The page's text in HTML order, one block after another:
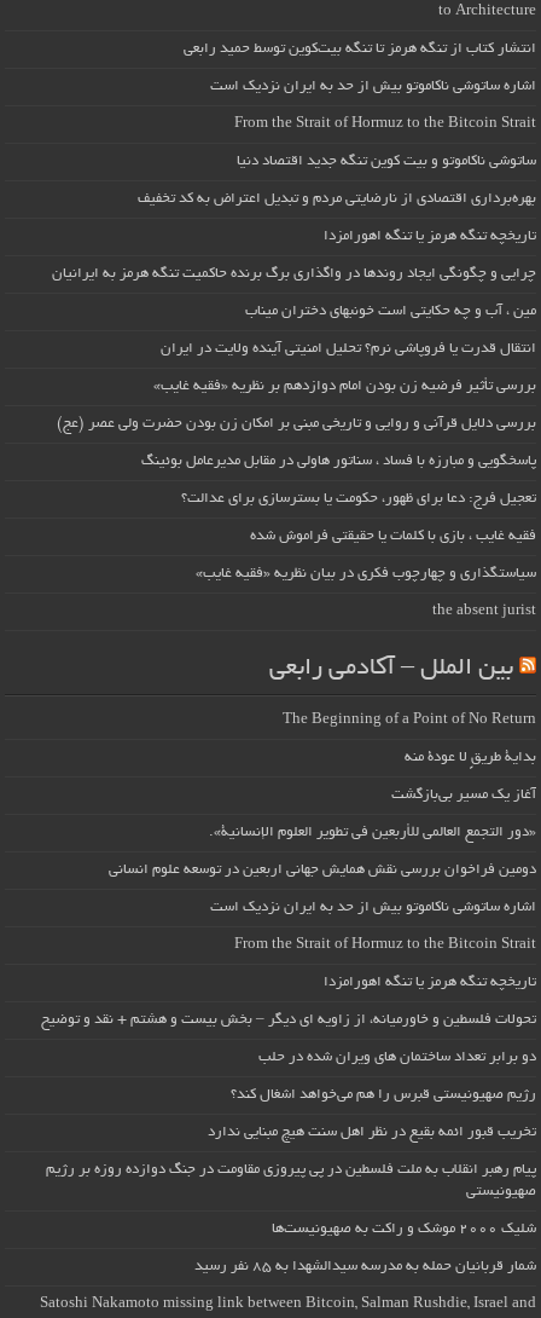
to Architecture
انتشار کتاب از تنگه هرمز تا تنگه بیت‌کوین توسط حمید رابعی
اشاره ساتوشی ناکاموتو بیش از حد به ایران نزدیک است
From the Strait of Hormuz to the Bitcoin Strait
ساتوشی ناکاموتو و بیت کوین تنگه جدید اقتصاد دنیا
بهره‌برداری اقتصادی از نارضایتی مردم و تبدیل اعتراض به کد تخفیف
تاریخچه تنگه هرمز یا تنگه اهورامزدا
چرایی و چگونگی ایجاد روندها در واگذاری برگ برنده حاکمیت تنگه هرمز به ایرانیان
مین ، آب و چه حکایتی است خونبهای دختران میناب
انتقال قدرت یا فروپاشی نرم؟ تحلیل امنیتی آینده ولایت در ایران
بررسی تأثیر فرضیه زن بودن امام دوازدهم بر نظریه «فقیه غایب»
بررسی دلایل قرآنی و روایی و تاریخی مبنی بر امکان زن بودن حضرت ولی عصر (عج)
پاسخگویی و مبارزه با فساد ، سناتور هاولی در مقابل مدیرعامل بوئینگ
تعجیل فرج: دعا برای ظهور، حکومت یا بسترسازی برای عدالت؟
فقیه غایب ، بازی با کلمات یا حقیقتی فراموش شده
سیاستگذاری و چهارچوب فکری در بیان نظریه «فقیه غایب»
the absent jurist
بین الملل – آکادمی رابعی
The Beginning of a Point of No Return
بداية طريقٍ لا عودة منه
آغاز یک مسیر بی‌بازگشت
«دور التجمع العالمي للأربعين في تطوير العلوم الإنسانية».
دومین فراخوان بررسی نقش همایش جهانی اربعین در توسعه علوم انسانی
اشاره ساتوشی ناکاموتو بیش از حد به ایران نزدیک است
From the Strait of Hormuz to the Bitcoin Strait
تاریخچه تنگه هرمز یا تنگه اهورامزدا
تحولات فلسطین و خاورمیانه، از زاویه ای دیگر – بخش بیست و هشتم + نقد و توضیح
دو برابر تعداد ساختمان های ویران شده در حلب
رژیم صهیونیستی قبرس را هم می‌خواهد اشغال کند؟
تخریب قبور ائمه بقیع در نظر اهل سنت هیچ مبنایی ندارد
پیام رهبر انقلاب به ملت فلسطین در پی پیروزی مقاومت در جنگ دوازده روزه بر رژیم
صهیونیستی
شلیک ۲۰۰۰ موشک و راکت به صهیونیست‌ها
شمار قربانیان حمله به مدرسه سیدالشهدا به ۸۵ نفر رسید
Satoshi Nakamoto missing link between Bitcoin, Salman Rushdie, Israel and